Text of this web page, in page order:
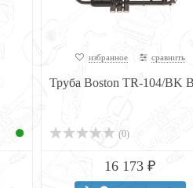
избранное сравнить
Труба Boston TR-104/BK
(0)
16 173 ₽